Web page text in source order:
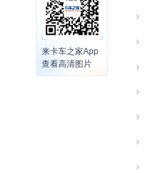
来卡车之家App
查看高清图片